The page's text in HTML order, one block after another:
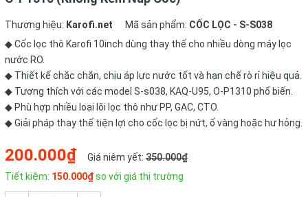
Thương hiệu: Karofi.net Mã sản phẩm: CỐC LỌC - S-S038
◆ Cốc lọc thô Karofi 10inch dùng thay thế cho nhiều dòng máy lọc
nước RO.
◆ Thiết kế chắc chắn, chịu áp lực nước tốt và hạn chế rò rỉ hiệu quả.
◆ Tương thích với các model S-s038, KAQ-U95, O-P1310 phổ biến.
◆ Phù hợp nhiều loại lõi lọc thô như PP, GAC, CTO.
◆ Giải pháp thay thế tiện lợi cho cốc lọc bị nứt, ố vàng hoặc hư hỏng.
200.000₫ Giá niêm yết: 350.000₫
Tiết kiệm: 150.000₫so với giá thị trường